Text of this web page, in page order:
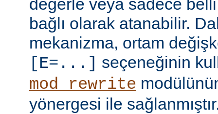
değerle veya sadece belli
bağlı olarak atanabilir.
mekanizma, ortam
[E=...] seçeneğinin
mod_rewrite
yönergesi ile